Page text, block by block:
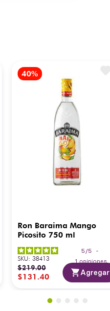
Ron Baraima Mango
Picosito 750 ml
5 /5
-
1 opiniones
SKU: 38413
$219.00
$131 .40 Agregar